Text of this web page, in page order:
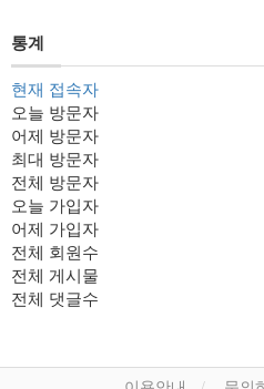
통계
현재 접속자
오늘 방문자
어제 방문자
최대 방문자
전체 방문자
오늘 가입자
어제 가입자
전체 회원수
전체 게시물
전체 댓글수